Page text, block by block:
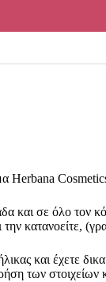
Herbana
και σε όλο τον
κατανοείτε,
και έχετε
των